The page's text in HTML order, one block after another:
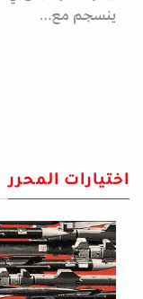
ينسجم مع…
اختيارات المحرر